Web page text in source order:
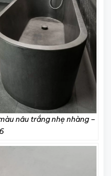
nâu trắng nhẹ nhàng –